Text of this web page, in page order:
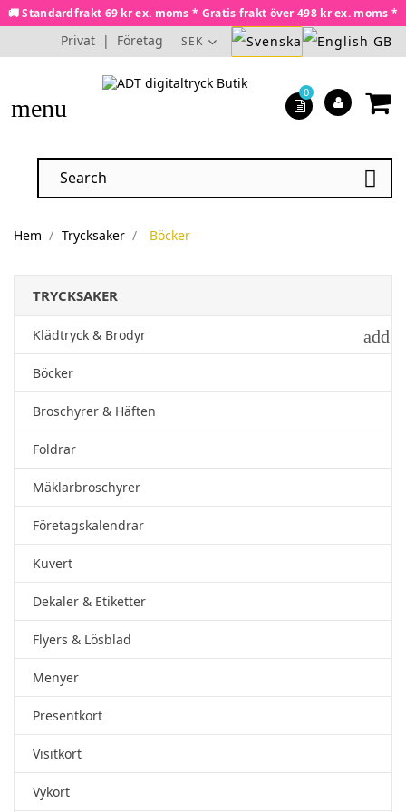
🚚 Standardfrakt 69 kr ex. moms * Gratis frakt över 498 kr ex. moms *
Privat | Företag SEK
menu

0
Hem Trycksaker Böcker
TRYCKSAKER
Klädtryck & Brodyr add
Böcker
Broschyrer & Häften
Foldrar
Mäklarbroschyrer
Företagskalendrar
Kuvert
Dekaler & Etiketter
Flyers & Lösblad
Menyer
Presentkort
Visitkort
Vykort